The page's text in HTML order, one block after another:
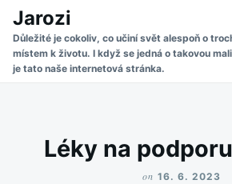
Skip
content
Search
for:
Jarozi
Důležité je cokoliv, co učiní svět alespoň o
místem k životu. I když se jedná o takovou
je tato naše internetová stránka.
Léky na
on 16. 6. 2023